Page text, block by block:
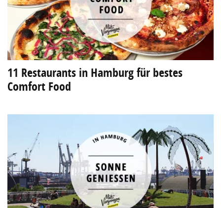
11 Restaurants in Hamburg für bestes
Comfort Food